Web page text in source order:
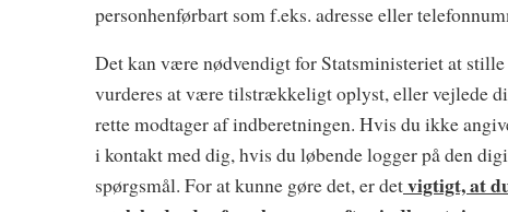
personhenførbart som f.eks. adresse eller
Det kan være nødvendigt for Statsministeriet at
vurderes at være tilstrækkeligt oplyst, eller vejlede
rette modtager af indberetningen. Hvis du ikke
i kontakt med dig, hvis du løbende logger på den
spørgsmål. For at kunne gøre det, er detvigtigt, at